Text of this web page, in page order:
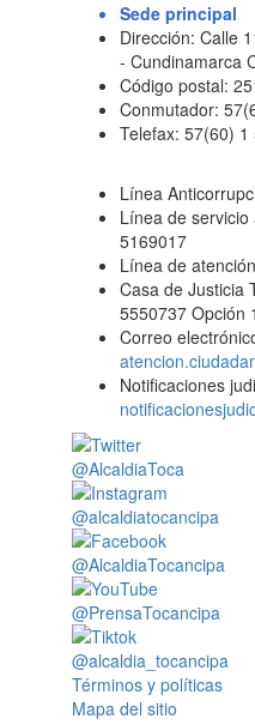
Sede principal
Dirección: Calle
- Cundinamarca
Código postal:
Conmutador:
Telefax: 57(60)
Línea
Línea de
5169017
Línea de
Casa de Justicia
5550737 Opción 1
Correo
Notificaciones
@AlcaldiaToca
@alcaldiatocancipa
@AlcaldiaTocancipa
@PrensaTocancipa
@alcaldia_tocancipa
Términos y políticas
Mapa del sitio